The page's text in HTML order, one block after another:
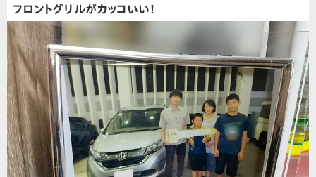
フロントグリルがカッコいい！